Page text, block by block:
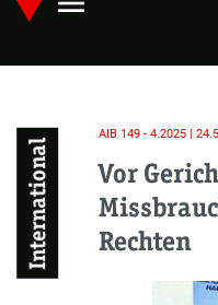
Skip
main
International
AIB 149 - 4.2025 |
Vor
Rechten